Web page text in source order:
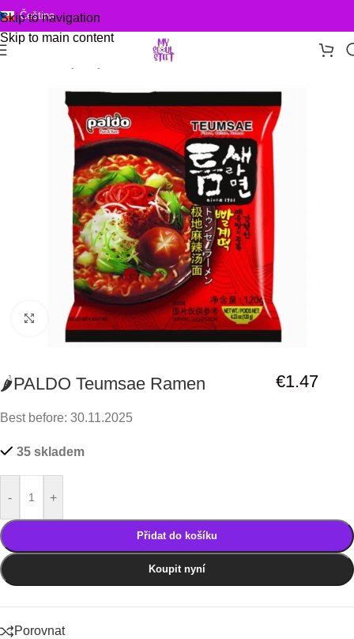
Skip to navigation
Skip to main content
Čeština
Nudle
Click to enlarge
🌶️PALDO Teumsae Ramen €1.47
Best before: 30.11.2025
35 skladem
- +
Přidat do košíku
Koupit nyní
Porovnat